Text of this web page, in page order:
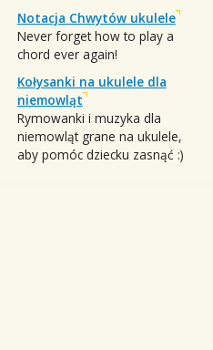
Notacja Chwytów ukulele
Never forget how to play a
chord ever again!
Kołysanki na ukulele dla
niemowląt
Rymowanki i muzyka dla
niemowląt grane na ukulele,
aby pomóc dziecku zasnąć :)